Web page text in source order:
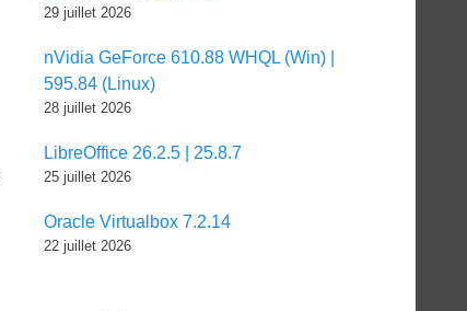
29 juillet 2026
nVidia GeForce 610.88 WHQL (Win) |
595.84 (Linux)
28 juillet 2026
LibreOffice 26.2.5 | 25.8.7
25 juillet 2026
Oracle Virtualbox 7.2.14
22 juillet 2026